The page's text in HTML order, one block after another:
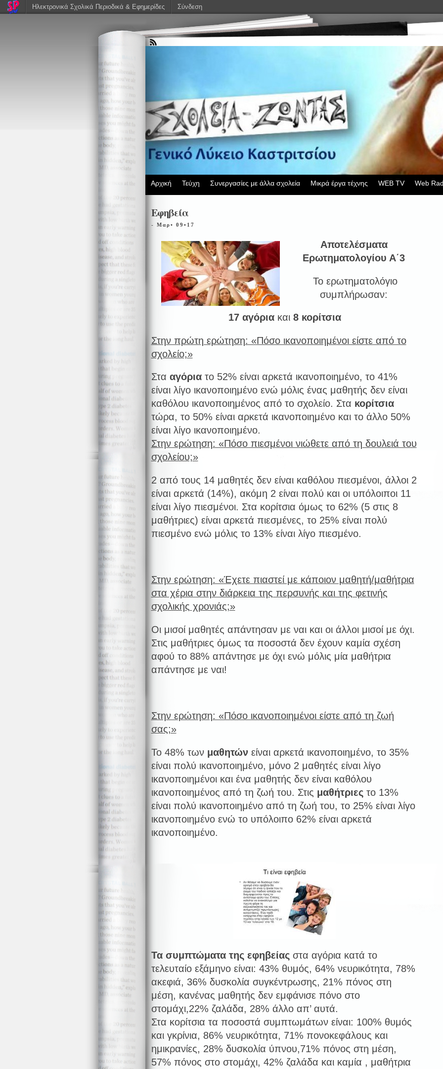
Αρχική Τεύχη Συνεργασίες με άλλα σχολεία Μικρά έργα τέχνης WEB TV Web
Εφηβεία
- Μαρ• 09•17
Αποτελέσματα
Ερωτηματολογίου Α΄3
Το ερωτηματολόγιο
συμπλήρωσαν:
17 αγόριακαι 8 κορίτσια
Στην πρώτη ερώτηση: «Πόσο ικανοποιημένοι είστε από το
σχολείο;»
Στα αγόριατο 52% είναι αρκετά ικανοποιημένο, το 41%
είναι λίγο ικανοποιημένο ενώ μόλις ένας μαθητής δεν είναι
καθόλου ικανοποιημένος από το σχολείο. Στα κορίτσια
τώρα, το 50% είναι αρκετά ικανοποιημένο και το άλλο 50%
είναι λίγο ικανοποιημένο.
Στην ερώτηση: «Πόσο πιεσμένοι νιώθετε από τη δουλειά του
σχολείου;»
2 από τους 14 μαθητές δεν είναι καθόλου πιεσμένοι, άλλοι 2
είναι αρκετά (14%), ακόμη 2 είναι πολύ και οι υπόλοιποι 11
είναι λίγο πιεσμένοι. Στα κορίτσια όμως το 62% (5 στις 8
μαθήτριες) είναι αρκετά πιεσμένες, το 25% είναι πολύ
πιεσμένο ενώ μόλις το 13% είναι λίγο πιεσμένο.
Στην ερώτηση: «Έχετε πιαστεί με κάποιον μαθητή/μαθήτρια
στα χέρια στην διάρκεια της περσυνής και της φετινής
σχολικής χρονιάς;»
Οι μισοί μαθητές απάντησαν με ναι και οι άλλοι μισοί με όχι.
Στις μαθήτριες όμως τα ποσοστά δεν έχουν καμία σχέση
αφού το 88% απάντησε με όχι ενώ μόλις μία μαθήτρια
απάντησε με ναι!
Στην ερώτηση: «Πόσο ικανοποιημένοι είστε από τη ζωή
σας;»
Το 48% των μαθητώνείναι αρκετά ικανοποιημένο, το 35%
είναι πολύ ικανοποιημένο, μόνο 2 μαθητές είναι λίγο
ικανοποιημένοι και ένα μαθητής δεν είναι καθόλου
ικανοποιημένος από τη ζωή του. Στις μαθήτριεςτο 13%
είναι πολύ ικανοποιημένο από τη ζωή του, το 25% είναι λίγο
ικανοποιημένο ενώ το υπόλοιπο 62% είναι αρκετά
ικανοποιημένο.
Τα συμπτώματα της εφηβείαςστα αγόρια κατά το
τελευταίο εξάμηνο είναι: 43% θυμός, 64% νευρικότητα, 78%
ακεφιά, 36% δυσκολία συγκέντρωσης, 21% πόνος στη
μέση, κανένας μαθητής δεν εμφάνισε πόνο στο
στομάχι,22% ζαλάδα, 28% άλλο απ’ αυτά.
Στα κορίτσια τα ποσοστά συμπτωμάτων είναι: 100% θυμός
και γκρίνια, 86% νευρικότητα, 71% πονοκεφάλους και
ημικρανίες, 28% δυσκολία ύπνου,71% πόνος στη μέση,
57% πόνος στο στομάχι, 42% ζαλάδα και καμία , μαθήτρια
Ηλεκτρονικά Σχολικά Περιοδικά & Εφημερίδες Σύνδεση